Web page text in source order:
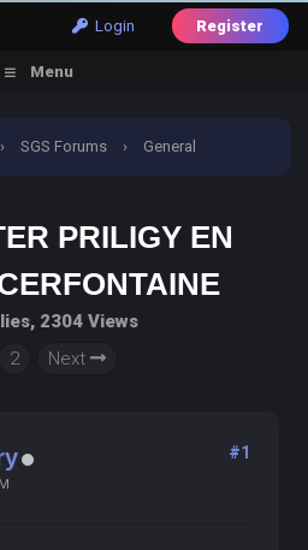
Login Register
Menu
› SGS Forums › General
PRILIGY EN
2304 Views
2 Next
#1